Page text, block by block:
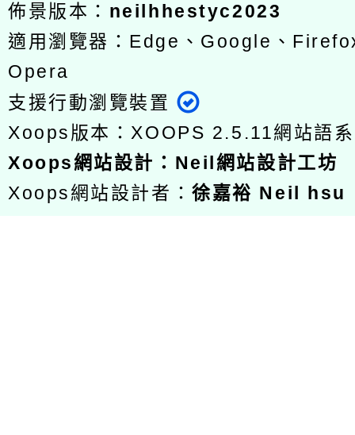
佈景版本： neilhhestyc2023
適用瀏覽器：Edge、Google、
Opera
支援行動瀏覽裝置
Xoops版本：XOOPS 2.5.11網站語
Xoops網站設計 ： Neil網站設計工坊
Xoops網站設計者：徐嘉裕 Neil hsu